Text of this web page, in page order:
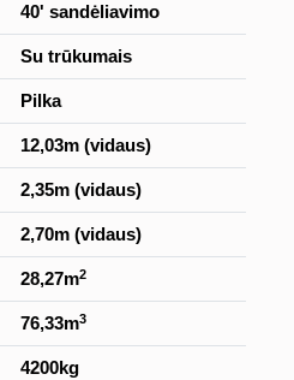
40' sandėliavimo
Su trūkumais
Pilka
12,03m (vidaus)
2,35m (vidaus)
2,70m (vidaus)
28,27m2
76,33m3
4200kg